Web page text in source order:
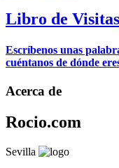
Libro de Visitas
Escríbenos unas
cuéntanos de dónde
Acerca de
Rocio.com
Sevilla